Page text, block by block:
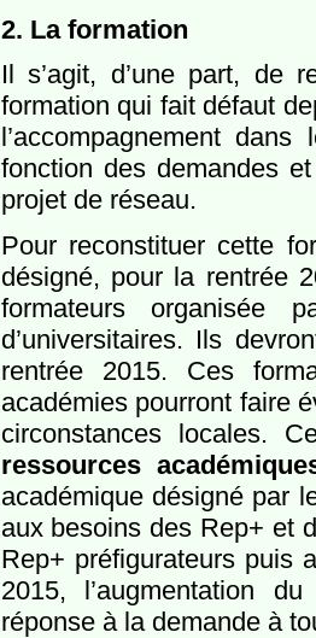
2. La formation
Il s’agit, d’une part, de
formation qui fait défaut
l’accompagnement
fonction des demandes
projet de réseau.
Pour reconstituer cette
désigné, pour la rentrée
formateurs organisée
d’universitaires. Ils
rentrée 2015. Ces
académies pourront faire
circonstances locales.
ressources
académique désigné par
aux besoins des Rep+ et
Rep+ préfigurateurs puis
2015, l’augmentation
réponse à la demande à